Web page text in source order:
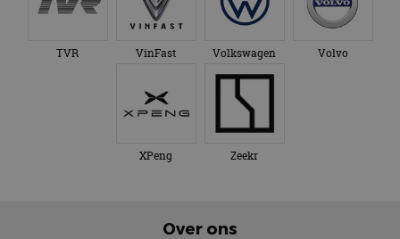
TVR VinFast Volkswagen Volvo
XPeng Zeekr
Over ons